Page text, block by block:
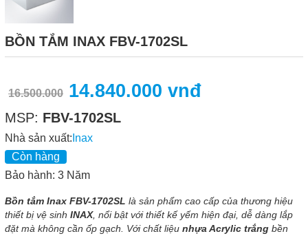
BỒN TẮM INAX FBV-1702SL
16.500.000 14.840.000 vnđ
MSP: FBV-1702SL
Nhà sản xuất: Inax
Còn hàng
Bảo hành: 3 Năm
Bồn tắm Inax FBV-1702SL là sản phẩm cao cấp của thương hiệu
thiết bị vệ sinh INAX, nổi bật với thiết kế yếm hiện đại, dễ dàng lắp
đặt mà không cần ốp gạch. Với chất liệu nhựa Acrylic trắng bền